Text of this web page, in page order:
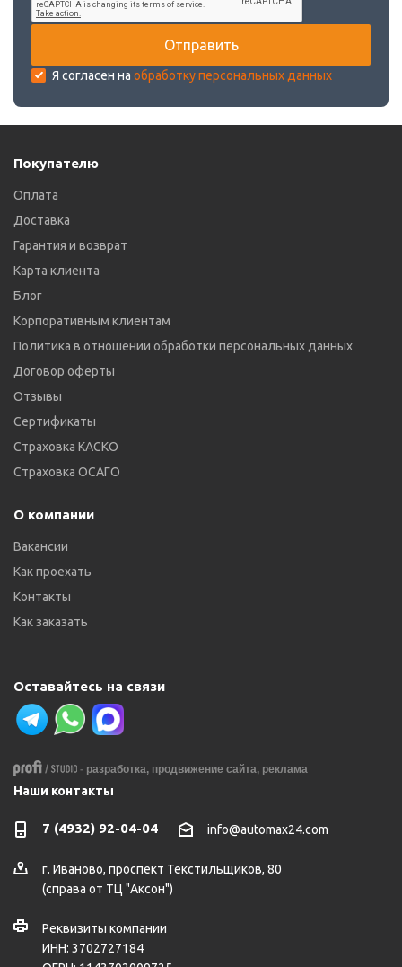
Я согласен на обработку персональных данных
Покупателю
Оплата
Доставка
Гарантия и возврат
Карта клиента
Блог
Корпоративным клиентам
Политика в отношении обработки персональных данных
Договор оферты
Отзывы
Сертификаты
Страховка КАСКО
Страховка ОСАГО
О компании
Вакансии
Как проехать
Контакты
Как заказать
Оставайтесь на связи
- разработка, продвижение сайта, реклама
Наши контакты
7 (4932) 92-04-04 info@automax24.com
г. Иваново, проспект Текстильщиков, 80
(справа от ТЦ "Аксон")
Реквизиты компании
ИНН: 3702727184